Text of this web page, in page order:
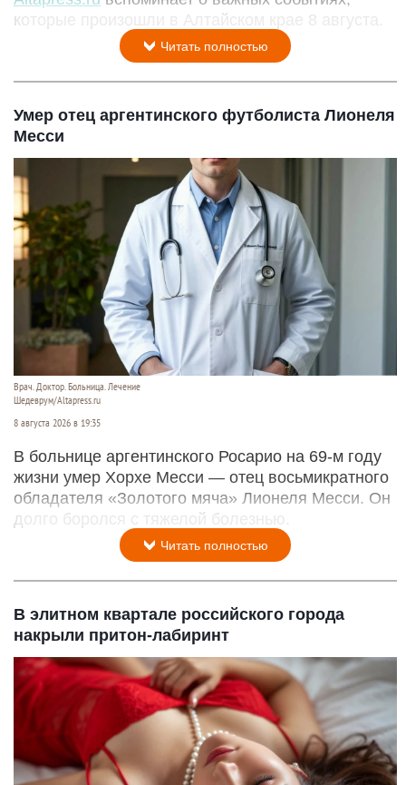
которые произошли в Алтайском крае 8 августа.
Читать полностью
Умер отец аргентинского футболиста Лионеля
Месси
Врач. Доктор. Больница. Лечение
Шедеврум/Altapress.ru
8 августа 2026 в 19:35
В больнице аргентинского Росарио на 69-м году
жизни умер Хорхе Месси — отец восьмикратного
обладателя «Золотого мяча» Лионеля Месси. Он
долго боролся с тяжелой болезнью.
Читать полностью
В элитном квартале российского города
накрыли притон-лабиринт